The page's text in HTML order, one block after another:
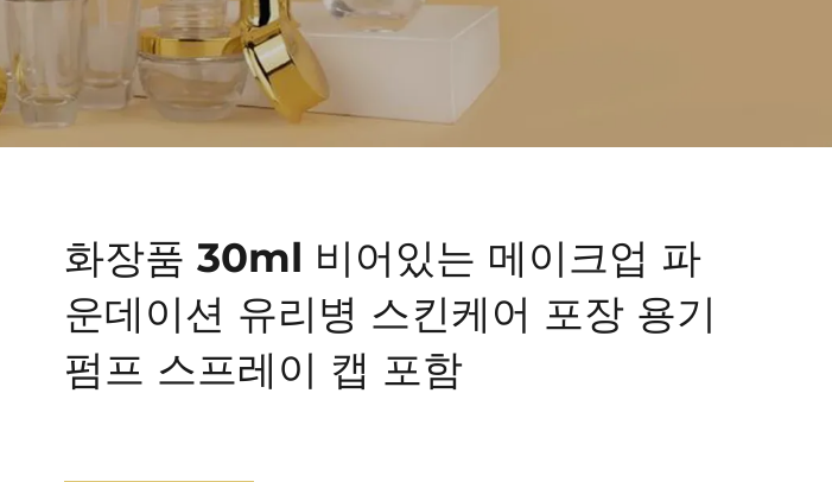
화장품 30ml 비어있는 메이크업 파
운데이션 유리병 스킨케어 포장 용기
펌프 스프레이 캡 포함